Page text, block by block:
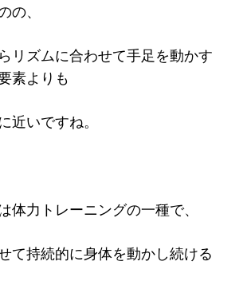
の、
リズムに合わせて手足を動かす
素よりも
近いですね。
体力トレーニングの一種で、
て持続的に身体を動かし続ける